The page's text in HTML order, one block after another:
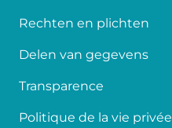
Rechten en plichten
Delen van gegevens
Transparence
Politique de la vie privée